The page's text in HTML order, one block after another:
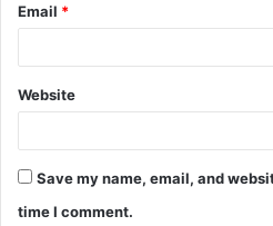
Email *
Website
Save my name, email, and
time I comment.